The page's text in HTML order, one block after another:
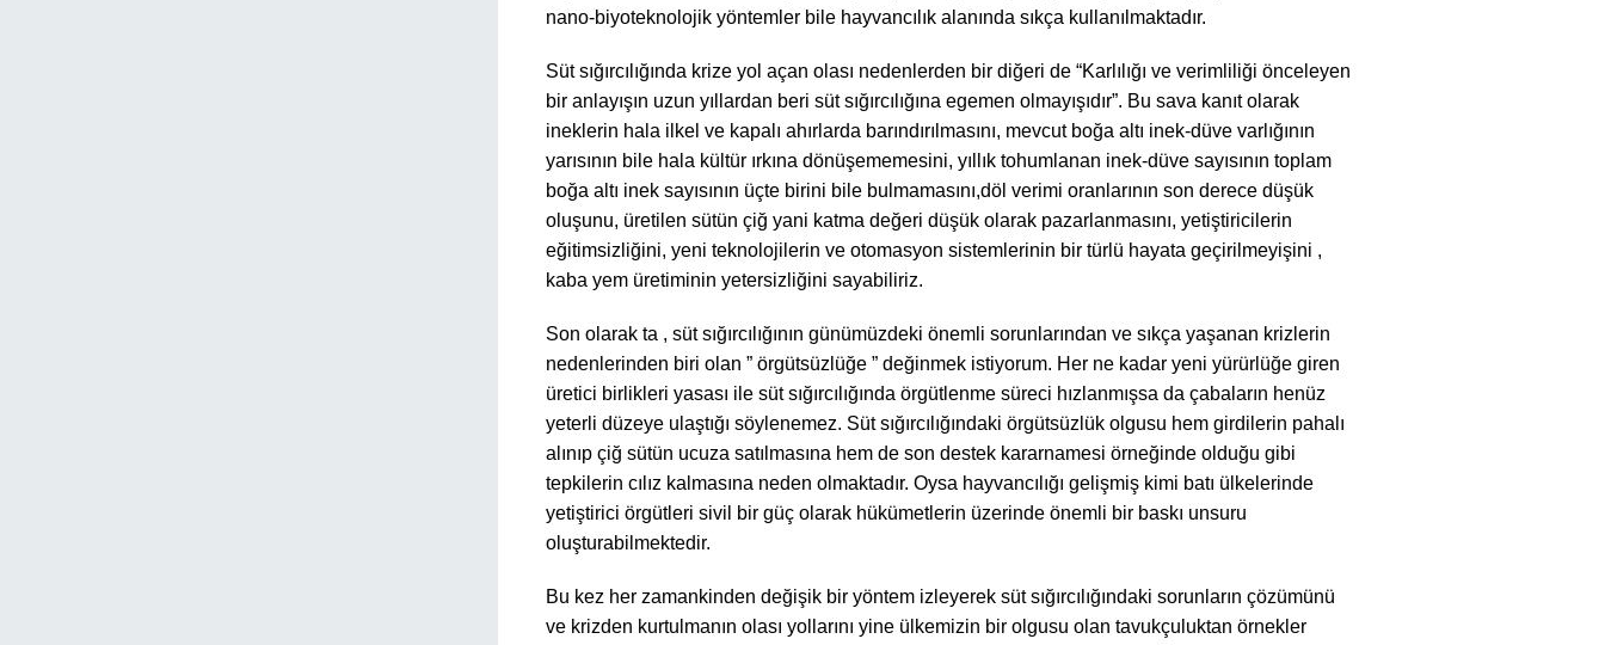
nano-biyoteknolojik yöntemler bile hayvancılık alanında sıkça kullanılmaktadır.
Süt sığırcılığında krize yol açan olası nedenlerden bir diğeri de “Karlılığı ve verimliliği önceleyen
bir anlayışın uzun yıllardan beri süt sığırcılığına egemen olmayışıdır”. Bu sava kanıt olarak
ineklerin hala ilkel ve kapalı ahırlarda barındırılmasını, mevcut boğa altı inek-düve varlığının
yarısının bile hala kültür ırkına dönüşememesini, yıllık tohumlanan inek-düve sayısının toplam
boğa altı inek sayısının üçte birini bile bulmamasını,döl verimi oranlarının son derece düşük
oluşunu, üretilen sütün çiğ yani katma değeri düşük olarak pazarlanmasını, yetiştiricilerin
eğitimsizliğini, yeni teknolojilerin ve otomasyon sistemlerinin bir türlü hayata geçirilmeyişini ,
kaba yem üretiminin yetersizliğini sayabiliriz.
Son olarak ta , süt sığırcılığının günümüzdeki önemli sorunlarından ve sıkça yaşanan krizlerin
nedenlerinden biri olan ” örgütsüzlüğe ” değinmek istiyorum. Her ne kadar yeni yürürlüğe giren
üretici birlikleri yasası ile süt sığırcılığında örgütlenme süreci hızlanmışsa da çabaların henüz
yeterli düzeye ulaştığı söylenemez. Süt sığırcılığındaki örgütsüzlük olgusu hem girdilerin pahalı
alınıp çiğ sütün ucuza satılmasına hem de son destek kararnamesi örneğinde olduğu gibi
tepkilerin cılız kalmasına neden olmaktadır. Oysa hayvancılığı gelişmiş kimi batı ülkelerinde
yetiştirici örgütleri sivil bir güç olarak hükümetlerin üzerinde önemli bir baskı unsuru
oluşturabilmektedir.
Bu kez her zamankinden değişik bir yöntem izleyerek süt sığırcılığındaki sorunların çözümünü
ve krizden kurtulmanın olası yollarını yine ülkemizin bir olgusu olan tavukçuluktan örnekler